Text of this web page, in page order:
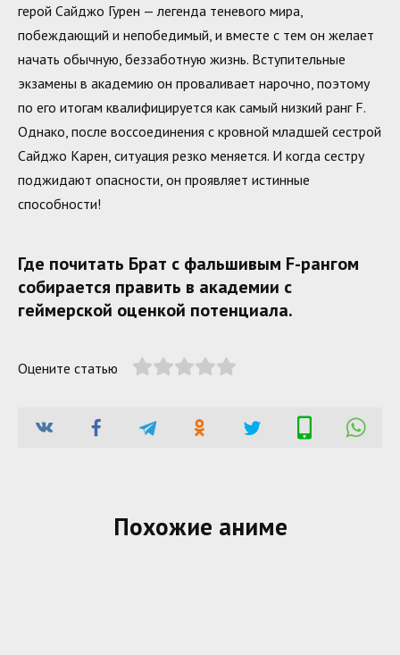
герой Сайджо Гурен — легенда теневого мира,
побеждающий и непобедимый, и вместе с тем он желает
начать обычную, беззаботную жизнь. Вступительные
экзамены в академию он проваливает нарочно, поэтому
по его итогам квалифицируется как самый низкий ранг F.
Однако, после воссоединения с кровной младшей сестрой
Сайджо Карен, ситуация резко меняется. И когда сестру
поджидают опасности, он проявляет истинные
способности!
Где почитать Брат с фальшивым F-рангом
собирается править в академии с
геймерской оценкой потенциала.
Оцените статью
Похожие аниме